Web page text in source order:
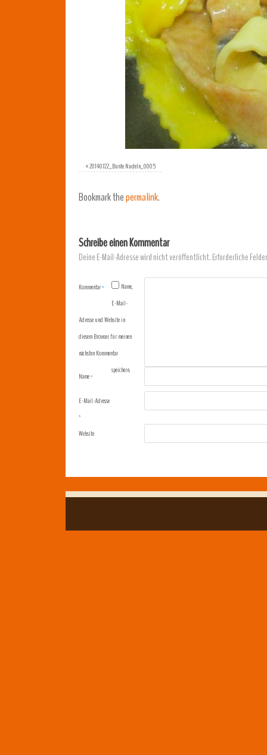
«20140722_Bunte Nudeln_0005
Bookmark thepermalink.
Schreibe einen Kommentar
Deine E-Mail-Adresse wird nicht veröffentlicht.Erforderliche
Kommentar*
Name*
E-Mail-Adresse
*
Website
Name,
E-Mail-
Adresse und Website in
diesem Browser für meinen
nächsten Kommentar
speichern.